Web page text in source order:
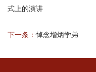
式上的演讲
下一条：悼念增炳学弟